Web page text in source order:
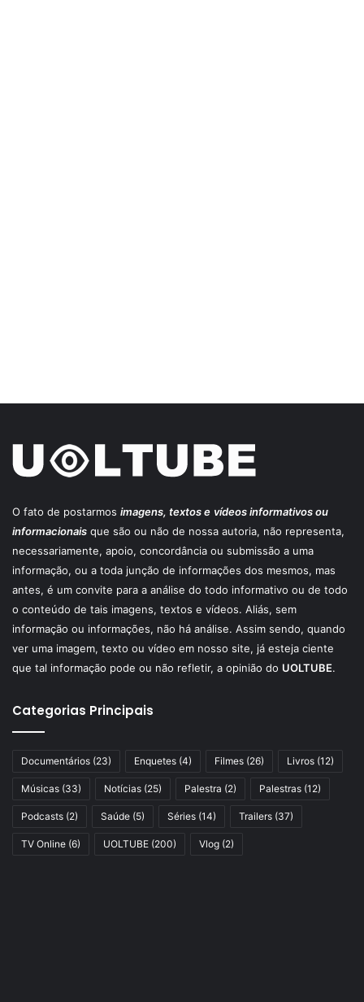
O fato de postarmos imagens, textos e vídeos informativos ou
informacionais que são ou não de nossa autoria, não representa,
necessariamente, apoio, concordância ou submissão a uma
informação, ou a toda junção de informações dos mesmos, mas
antes, é um convite para a análise do todo informativo ou de todo
o conteúdo de tais imagens, textos e vídeos. Aliás, sem
informação ou informações, não há análise. Assim sendo, quando
ver uma imagem, texto ou vídeo em nosso site, já esteja ciente
que tal informação pode ou não refletir, a opinião do UOLTUBE.
Categorias Principais
Documentários (23) Enquetes (4) Filmes (26) Livros (12)
Músicas (33) Notícias (25) Palestra (2) Palestras (12)
Podcasts (2) Saúde (5) Séries (14) Trailers (37)
TV Online (6) UOLTUBE (200) Vlog (2)